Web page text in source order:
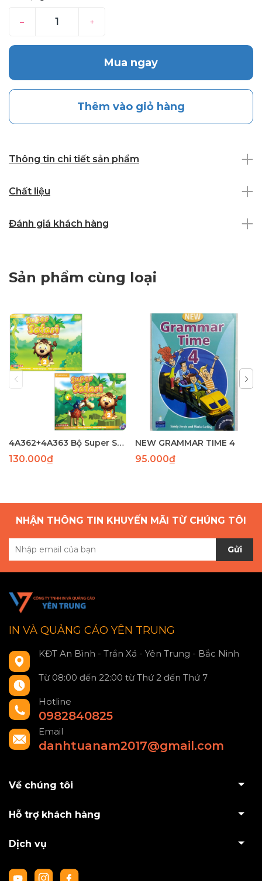
– +
Mua ngay
Thêm vào giỏ hàng
Thông tin chi tiết sản phẩm
Chất liệu
Đánh giá khách hàng
Sản phẩm cùng loại
4A362+4A363 Bộ Super Safari 1( SB+WB)(97-82) laser
130.000₫
NEW GRAMMAR TIME 4
95.000₫
NHẬN THÔNG TIN KHUYẾN MÃI TỪ CHÚNG TÔI
Gửi
IN VÀ QUẢNG CÁO YÊN TRUNG
KĐT An Bình - Trần Xá - Yên Trung - Bắc Ninh
Từ 08:00 đến 22:00 từ Thứ 2 đến Thứ 7
Hotline
0982840825
Email
danhtuanam2017@gmail.com
Về chúng tôi
Hỗ trợ khách hàng
Dịch vụ